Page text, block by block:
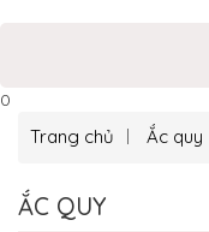
0
Trang chủ Ắc quy
ẮC QUY